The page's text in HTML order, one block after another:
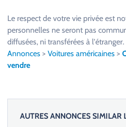
e
s
Le respect de votre vie privée est
personnelles ne seront pas
diffusées, ni transférées à l'étranger.
Annonces > Voitures américaines >
vendre
AUTRES ANNONCES SIMILAR